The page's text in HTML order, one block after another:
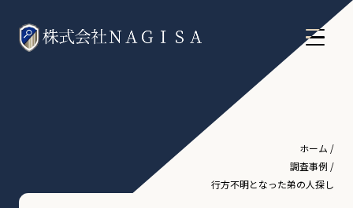
ホーム /
調査事例 /
行方不明となった弟の人探し